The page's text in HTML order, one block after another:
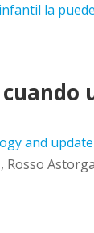
la
and